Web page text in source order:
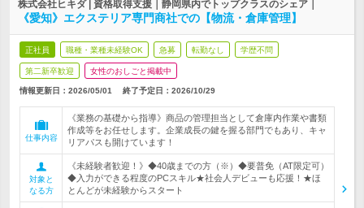
株式会社ヒキダ | 資格取得支援｜静岡県内でトップクラスのシェア｜
《愛知》エクステリア専門商社での【物流・倉庫管理】
正社員 職種・業種未経験OK 急募 転勤なし 学歴不問
第二新卒歓迎 女性のおしごと掲載中
情報更新日：2026/05/01 終了予定日： 2026/10/29
仕事内容
《業務の基礎から指導》商品の管理担当として倉庫内作業や書類
作成等をお任せします。企業成長の鍵を握る部門でもあり、キャ
リアパスも開けています！
対象と
なる方
《未経験者歓迎！》◆40歳までの方（※）◆要普免（AT限定可）
◆入力ができる程度のPCスキル★社会人デビューも応援！★ほ
とんどが未経験からスタート